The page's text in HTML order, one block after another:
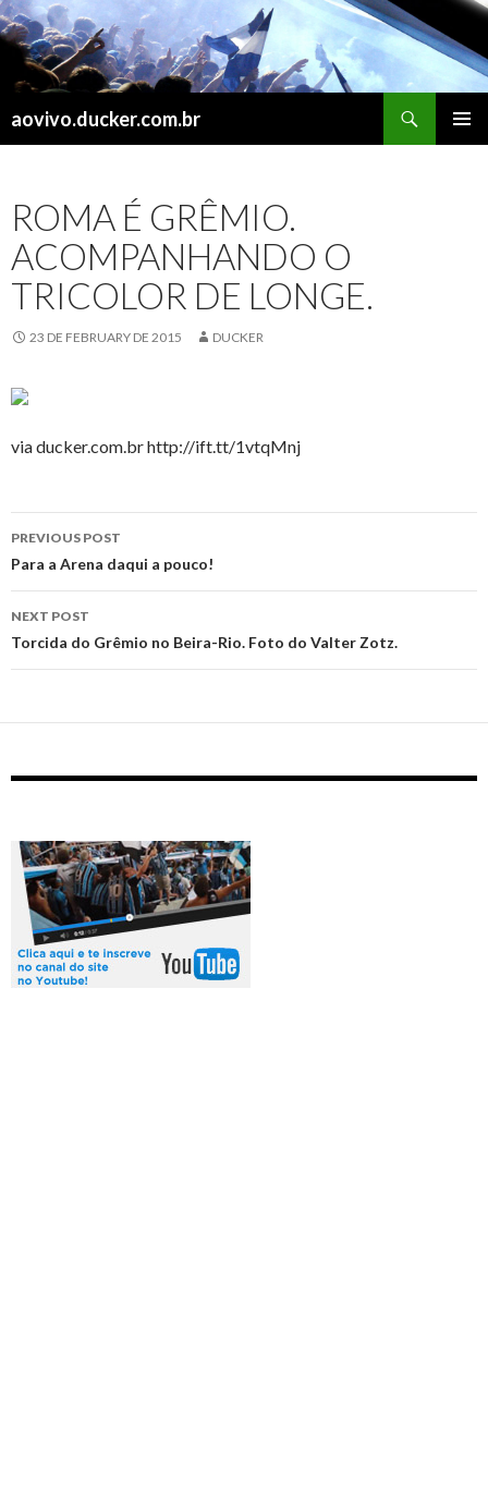
aovivo.ducker.com.br
ROMA É GRÊMIO.
ACOMPANHANDO O
TRICOLOR DE LONGE.
23 DE FEBRUARY DE 2015 DUCKER
via ducker.com.br http://ift.tt/1vtqMnj
Post
navigation
PREVIOUS POST
Para a Arena daqui a pouco!
NEXT POST
Torcida do Grêmio no Beira-Rio. Foto do Valter Zotz.